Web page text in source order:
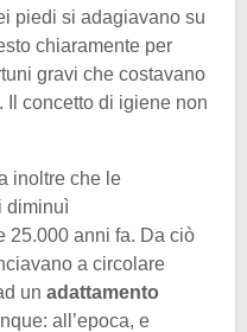
piedi si adagiavano su
chiaramente per
gravi che costavano
concetto di igiene non
inoltre che le
diminuì
25.000 anni fa. Da ciò
a circolare
un adattamento
all’epoca, e